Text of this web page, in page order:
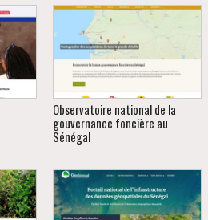
Observatoire national de la
gouvernance foncière au
Sénégal